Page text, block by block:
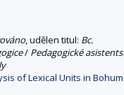
, udělen titul: Bc.
/ Pedagogické
of Lexical Units in